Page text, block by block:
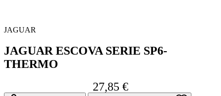
JAGUAR
JAGUAR ESCOVA SERIE SP6-
THERMO
27,85 €